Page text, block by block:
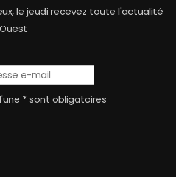
le jeudi recevez toute l'actualité
* sont obligatoires